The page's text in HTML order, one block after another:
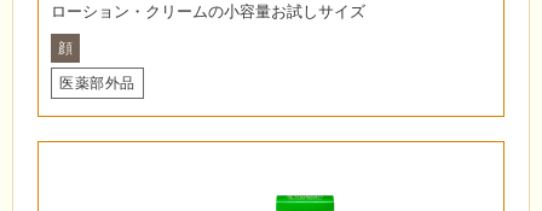
ローション・クリームの小容量お試しサイズ
顔
医薬部外品